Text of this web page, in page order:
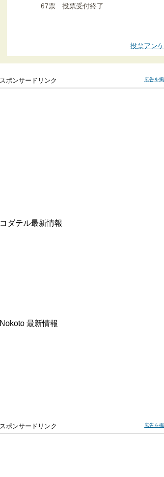
67票 投票受付終了
投票アン
スポンサードリンク 広告を
コダテル最新情報
Nokoto 最新情報
スポンサードリンク 広告を